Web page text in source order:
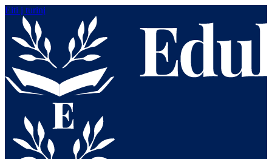
Eiti į turinį